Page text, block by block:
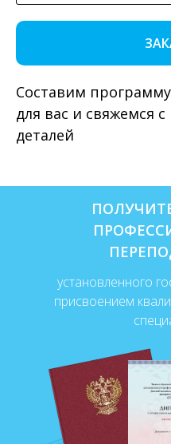
Составим
для вас и свяжемся
деталей
установленного
присвоением